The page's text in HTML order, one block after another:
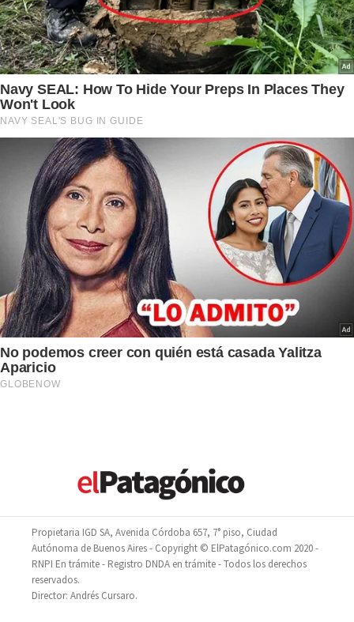
Propietaria IGD SA, Avenida Córdoba 657, 7° piso, Ciudad
Autónoma de Buenos Aires - Copyright © ElPatagónico.com 2020 -
RNPI En trámite - Registro DNDA en trámite - Todos los derechos
reservados.
Director: Andrés Cursaro.